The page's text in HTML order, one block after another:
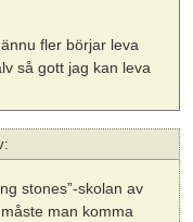
fler börjar leva
så gott jag kan leva
stones”-skolan av
man komma